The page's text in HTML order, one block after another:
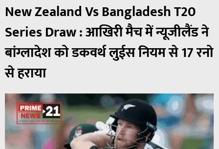
New Zealand Vs Bangladesh T20
Series Draw : आखिरी मैच में न्यूजीलैंड ने
बांग्लादेश को डकवर्थ लुईस नियम से 17 रनो
से हराया